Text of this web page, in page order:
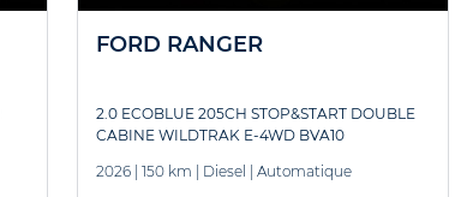
FORD RANGER
2.0 ECOBLUE 205CH STOP&START DOUBLE
CABINE WILDTRAK E-4WD BVA10
2026| 150 km | Diesel | Automatique